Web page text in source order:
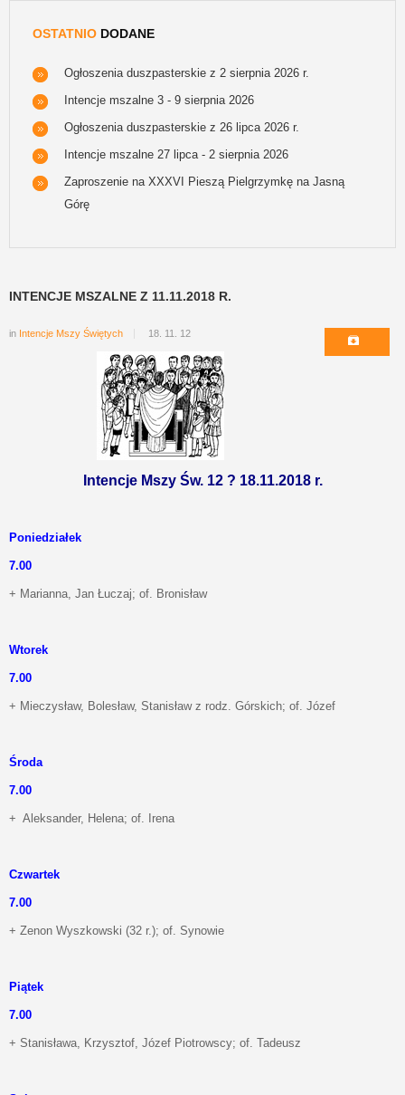
OSTATNIO DODANE
Ogłoszenia duszpasterskie z 2 sierpnia 2026 r.
Intencje mszalne 3 - 9 sierpnia 2026
Ogłoszenia duszpasterskie z 26 lipca 2026 r.
Intencje mszalne 27 lipca - 2 sierpnia 2026
Zaproszenie na XXXVI Pieszą Pielgrzymkę na Jasną
Górę
INTENCJE MSZALNE Z 11.11.2018 R.
in Intencje Mszy Świętych 18. 11. 12
Intencje Mszy Św. 12 ? 18.11.2018 r.
Poniedziałek
7.00
+ Marianna, Jan Łuczaj; of. Bronisław
Wtorek
7.00
+ Mieczysław, Bolesław, Stanisław z rodz. Górskich; of. Józef
Środa
7.00
+ Aleksander, Helena; of. Irena
Czwartek
7.00
+ Zenon Wyszkowski (32 r.); of. Synowie
Piątek
7.00
+ Stanisława, Krzysztof, Józef Piotrowscy; of. Tadeusz